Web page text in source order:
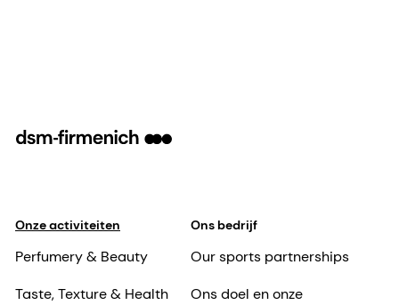
Onze activiteiten
Perfumery & Beauty
Taste, Texture & Health
Ons bedrijf
Our sports partnerships
Ons doel en onze